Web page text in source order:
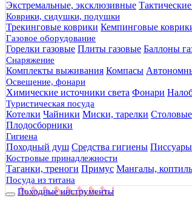
Экстремальные, эксклюзивные
Коврики, сидушки, подушки
Трекинговые коврики Кемпинговые
Газовое оборудование
Горелки газовые Плиты газовые Баллоны
Снаряжение
Комплекты выживания Компасы
Освещение, фонари
Химические источники света Фонари
Туристическая посуда
Котелки Чайники Миски, тарелки
Плодосборники
Гигиена
Походный душ Средства гигиены Писсуары
Костровые принадлежности
Таганки, треноги Примус Мангалы,
Посуда из титана
Походные инструменты